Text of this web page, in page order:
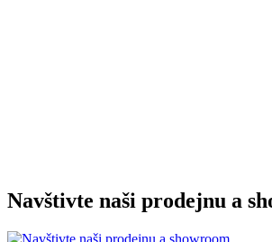
Navštivte naši prodejnu a